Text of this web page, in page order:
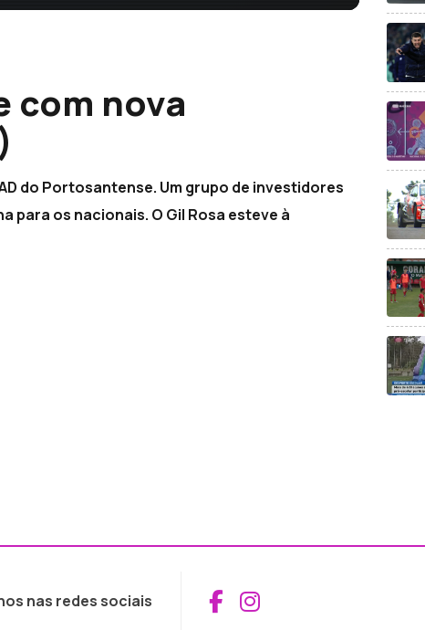
com nova
do Portosantense. Um grupo de investidores
para os nacionais. O Gil Rosa esteve à
nas redes sociais Aceder ao
Aceder ao